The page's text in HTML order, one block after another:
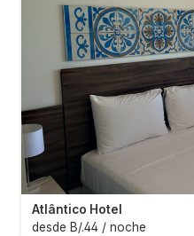
Atlântico Hotel
desde B/.44 / noche